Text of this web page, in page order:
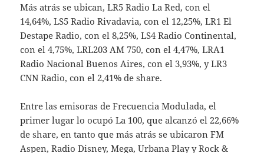
Más atrás se ubican, LR5 Radio La Red, con el
14,64%, LS5 Radio Rivadavia, con el 12,25%, LR1 El
Destape Radio, con el 8,25%, LS4 Radio Continental,
con el 4,75%, LRL203 AM 750, con el 4,47%, LRA1
Radio Nacional Buenos Aires, con el 3,93%, y LR3
CNN Radio, con el 2,41% de share.
Entre las emisoras de Frecuencia Modulada, el
primer lugar lo ocupó La 100, que alcanzó el 22,66%
de share, en tanto que más atrás se ubicaron FM
Aspen, Radio Disney, Mega, Urbana Play y Rock &